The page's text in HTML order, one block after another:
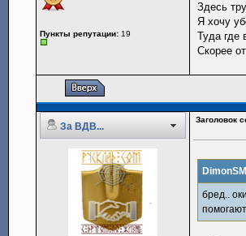
Пункты репутации: 19
Здесь
Я хочу
Туда где
Скорее
За ВДВ...
Заголовок
бред..
помогают.